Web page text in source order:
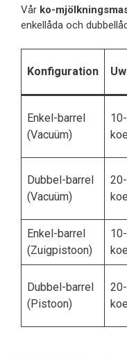
Vår ko-
enkellåda och
Konfiguration
Enkel-barrel
(Vacuüm)
Dubbel-barrel
(Vacuüm)
Enkel-barrel
(Zuigpistoon)
Dubbel-barrel
(Pistoon)